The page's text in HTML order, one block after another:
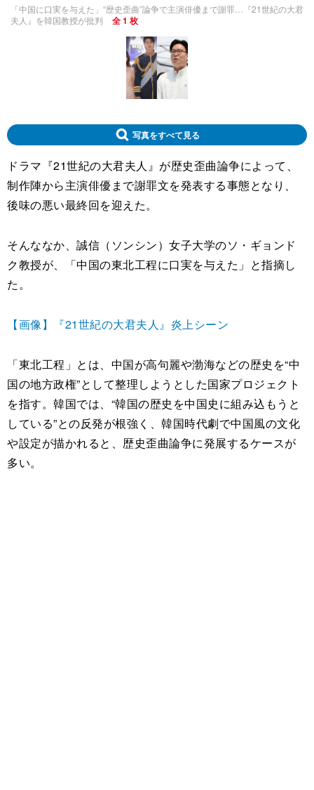
「中国に口実を与えた」“歴史歪曲”論争で主演俳優まで謝罪…『21世紀の大君
夫人』を韓国教授が批判
全 1 枚
写真をすべて見る
ドラマ『21世紀の大君夫人』が歴史歪曲論争によって、
制作陣から主演俳優まで謝罪文を発表する事態となり、
後味の悪い最終回を迎えた。
そんななか、誠信（ソンシン）女子大学のソ・ギョンド
ク教授が、「中国の東北工程に口実を与えた」と指摘し
た。
【画像】『21世紀の大君夫人』炎上シーン
「東北工程」とは、中国が高句麗や渤海などの歴史を“中
国の地方政権”として整理しようとした国家プロジェクト
を指す。韓国では、“韓国の歴史を中国史に組み込もうと
している”との反発が根強く、韓国時代劇で中国風の文化
や設定が描かれると、歴史歪曲論争に発展するケースが
多い。